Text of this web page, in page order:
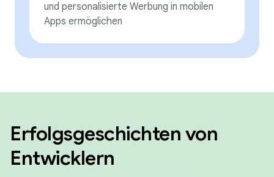
und personalisierte Werbung in mobilen
Apps ermöglichen
Erfolgsgeschichten von
Entwicklern